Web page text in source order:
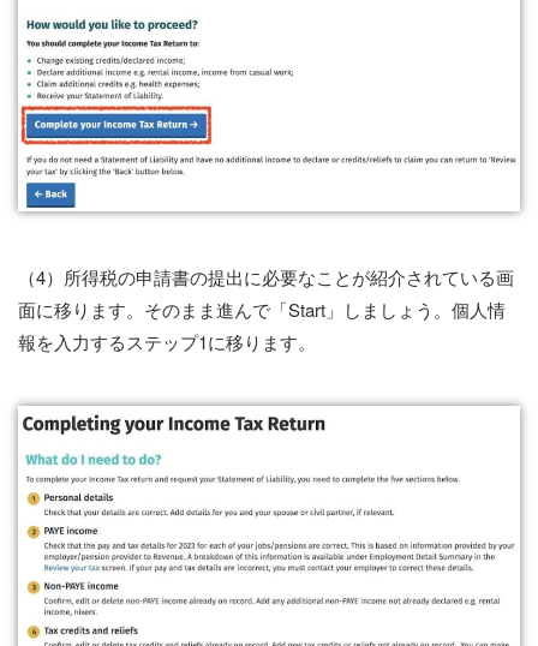
（4）所得税の申請書の提出に必要なことが紹介されている画
面に移ります。そのまま進んで「Start」しましょう。個人情
報を入力するステップ1に移ります。